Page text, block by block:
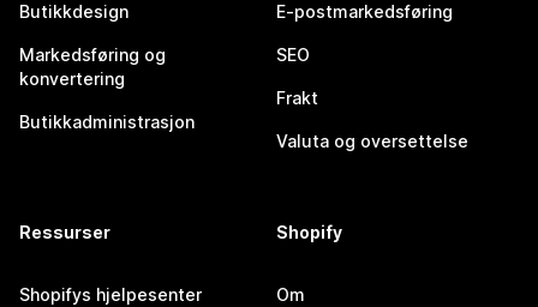
Butikkdesign
Markedsføring og
konvertering
Butikkadministrasjon
E-postmarkedsføring
SEO
Frakt
Valuta og oversettelse
Ressurser
Shopifys hjelpesenter
Shopify
Om